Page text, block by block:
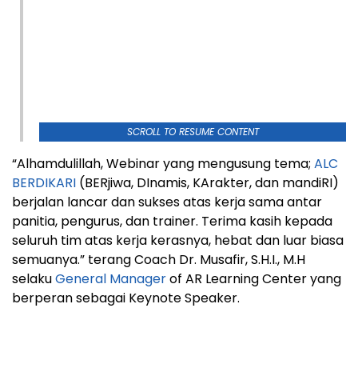
SCROLL TO RESUME CONTENT
“Alhamdulillah, Webinar yang mengusung tema; ALC
BERDIKARI (BERjiwa, DInamis, KArakter, dan mandiRI)
berjalan lancar dan sukses atas kerja sama antar
panitia, pengurus, dan trainer. Terima kasih kepada
seluruh tim atas kerja kerasnya, hebat dan luar biasa
semuanya.” terang Coach Dr. Musafir, S.H.I., M.H
selakuGeneral Managerof AR Learning Center yang
berperan sebagai Keynote Speaker.